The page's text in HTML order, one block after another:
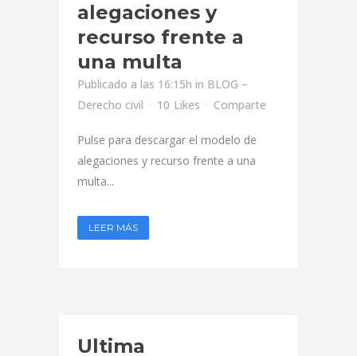
alegaciones y
recurso frente a
una multa
Publicado a las 16:15h in BLOG –
Derecho civil
10 Likes Comparte
Pulse para descargar el modelo de
alegaciones y recurso frente a una
multa...
LEER MÁS
Ultima